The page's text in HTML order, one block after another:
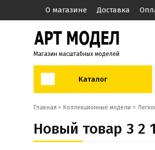
О магазине Доставка
Магазин масштабных моделей
Каталог
Главная > Коллекционные модели
Новый товар 3 2 1